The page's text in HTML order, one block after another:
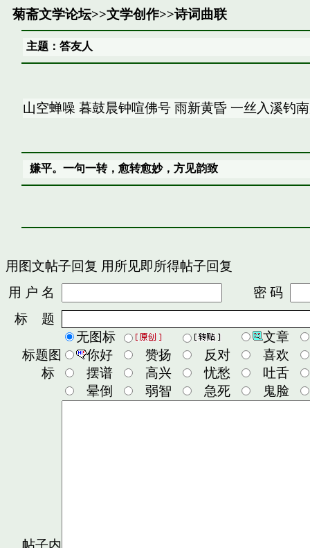
菊斋文学论坛>>文学创作>>诗词曲联
主题：答友人
山空蝉噪 暮鼓晨钟喧佛号 雨新黄昏 一丝入溪钓
嫌平。一句一转，愈转愈妙，方见韵致
用图文帖子回复 用所见即所得帖子回复
用 户 名
密 码
标 题
标题图
标
无图标
文章
你好
赞扬 反对
喜欢
摆谱
高兴 忧愁
吐舌
晕倒
弱智 急死 鬼脸
帖子内